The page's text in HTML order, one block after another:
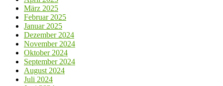
März 2025
Februar 2025
Januar 2025
Dezember 2024
November 2024
Oktober 2024
September 2024
August 2024
Juli 2024